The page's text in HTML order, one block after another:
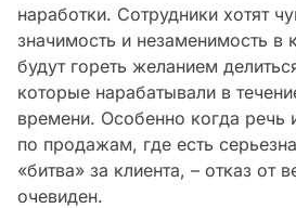
наработки. Сотрудники хотят
значимость и незаменимость в
будут гореть желанием
которые нарабатывали в
времени. Особенно когда речь
по продажам, где есть
«битва» за клиента, – отказ от
очевиден.